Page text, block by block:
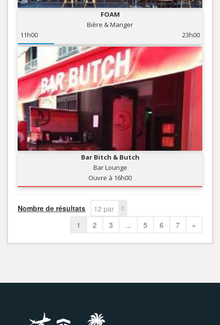
FOAM
Bière & Manger
11h00
23h00
Bar Bitch & Butch
Bar Lounge
Ouvre à 16h00
Nombre de résultats
12 par
page
1 2 3 ... 5 6 7 »